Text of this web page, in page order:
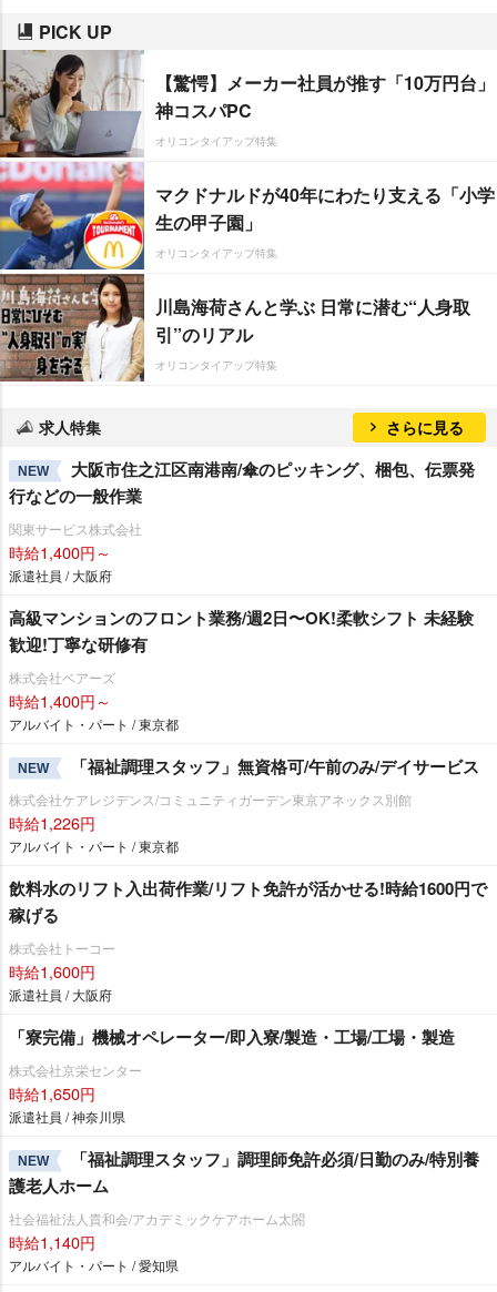
PICK UP
【驚愕】メーカー社員が推す「10万円台」
神コスパPC
オリコンタイアップ特集
マクドナルドが40年にわたり支える「小学
生の甲子園」
オリコンタイアップ特集
川島海荷さんと学ぶ 日常に潜む“人身取
引”のリアル
オリコンタイアップ特集
求人特集 さらに見る
NEW
大阪市住之江区南港南/傘のピッキング、梱包、伝票発
行などの一般作業
関東サービス株式会社
時給1,400円～
派遣社員 / 大阪府
⾼級マンションのフロント業務/週2⽇〜OK!柔軟シフト 未経験
歓迎!丁寧な研修有
株式会社ベアーズ
時給1,400円～
アルバイト・パート / 東京都
NEW 「福祉調理スタッフ」無資格可/午前のみ/デイサービス
株式会社ケアレジデンス/コミュニティガーデン東京アネックス別館
時給1,226円
アルバイト・パート / 東京都
飲料水のリフト入出荷作業/リフト免許が活かせる!時給1600円で
稼げる
株式会社トーコー
時給1,600円
派遣社員 / 大阪府
「寮完備」機械オペレーター/即入寮/製造・工場/工場・製造
株式会社京栄センター
時給1,650円
派遣社員 / 神奈川県
NEW
「福祉調理スタッフ」調理師免許必須/日勤のみ/特別養
護老人ホーム
社会福祉法人貴和会/アカデミックケアホーム太閤
時給1,140円
アルバイト・パート / 愛知県